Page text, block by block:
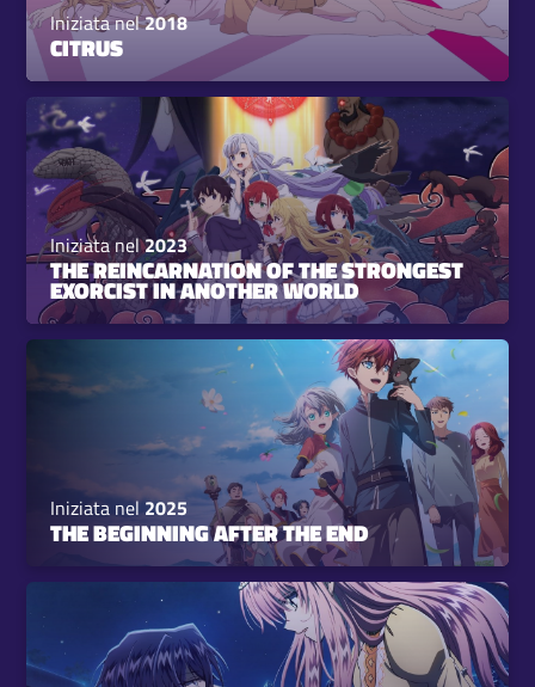
Iniziata nel2018
CITRUS
Iniziata nel2023
THE REINCARNATION OF THE STRONGEST
EXORCIST IN ANOTHER WORLD
Iniziata nel2025
THE BEGINNING AFTER THE END